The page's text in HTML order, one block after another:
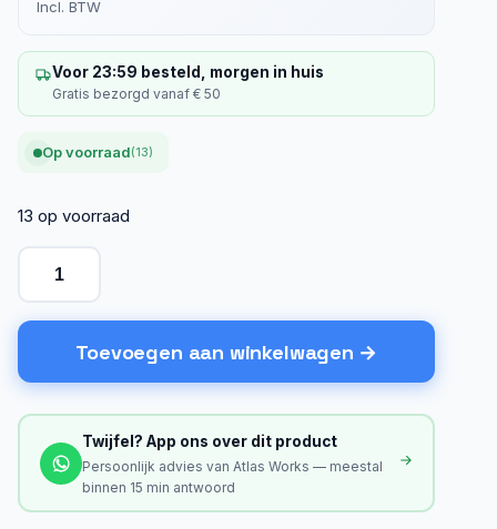
Incl. BTW
Voor 23:59 besteld, morgen in huis
Gratis bezorgd vanaf € 50
Op voorraad(13)
13 op voorraad
Toevoegen aan winkelwagen
Twijfel? App ons over dit product
Persoonlijk advies van Atlas Works — meestal
binnen 15 min antwoord